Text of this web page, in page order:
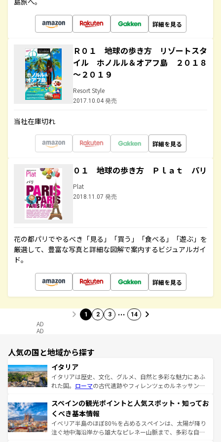
詳細を見る
Ｒ０１ 地球の歩き方 リゾートスタ
イル ホノルル＆オアフ島 ２０１８
～２０１９
Resort Style
2017.10.04 発売
当社在庫切れ
詳細を見る
０１ 地球の歩き方 Ｐｌａｔ パリ
Plat
2018.11.07 発売
花の都パリでやるべき「見る」「買う」「食べる」「遊ぶ」を
厳選して、豊富な写真と詳細な図解で案内するビジュアルガイ
ド。
詳細を見る
1 2 3 … 14
AD
AD
人気の国と地域から探す
イタリア
イタリアは歴史、文化、グルメ、自然と多彩な魅力にあふ
れた国。 ローマの古代遺跡やフィレンツェのルネッサンス
ろん、トスカーナの美しい田園風景やアマルフィ海岸の絶
景など、自然景観も見逃せない。観光の合間には、本場の
ピザやパスタなど、絶品のイタリア料理を堪能することも
できる。朝目覚めてから夜眠るまで、すべての瞬間を楽し
スペインの観光ポイントと人気スポット・知ってお
くべき基本情報
イベリア半島のほぼ80％を占めるスペインは、太陽が降り
注ぐ地中海沿岸から雄大なピレネー山脈まで、多彩な自然